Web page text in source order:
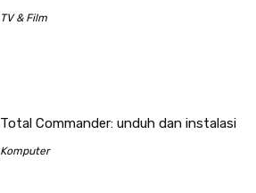
TV & Film
Total Commander: unduh dan instalasi
Komputer